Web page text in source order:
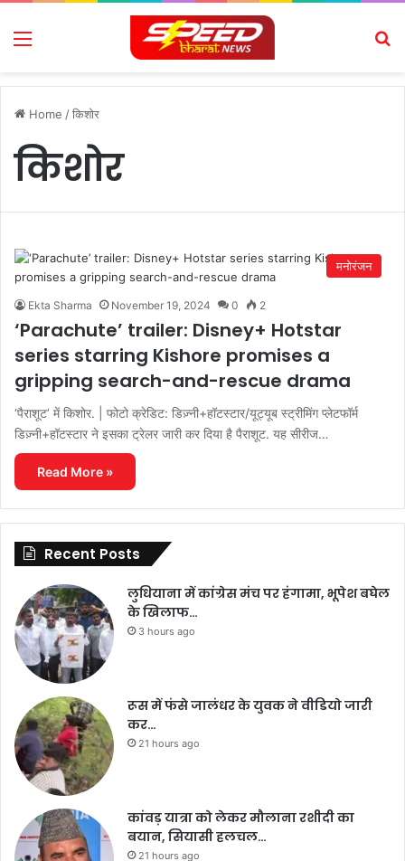
Menu
Home /किशोर
किशोर
मनोरंजन
Ekta Sharma November 19, 2024 0 2
‘Parachute’ trailer: Disney+ Hotstar
series starring Kishore promises a
gripping search-and-rescue drama
‘पैराशूट’ में किशोर. | फोटो क्रेडिट: डिज़्नी+हॉटस्टार/यूट्यूब स्ट्रीमिंग प्लेटफॉर्म
डिज़्नी+हॉटस्टार ने इसका ट्रेलर जारी कर दिया है पैराशूट. यह सीरीज…
Read More »
Recent Posts
लुधियाना में कांग्रेस मंच पर हंगामा, भूपेश बघेल
के खिलाफ…
3 hours ago
रूस में फंसे जालंधर के युवक ने वीडियो जारी
कर…
21 hours ago
कांवड़ यात्रा को लेकर मौलाना रशीदी का
बयान, सियासी हलचल…
21 hours ago